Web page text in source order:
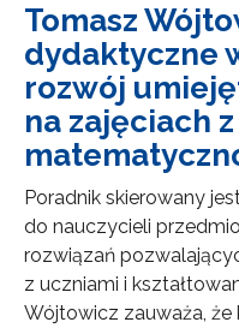
Tomasz
dydaktyczne
rozwój
na zajęciach
Poradnik skierowany
do nauczycieli
rozwiązań
z uczniami i
Wójtowicz zauważa, że